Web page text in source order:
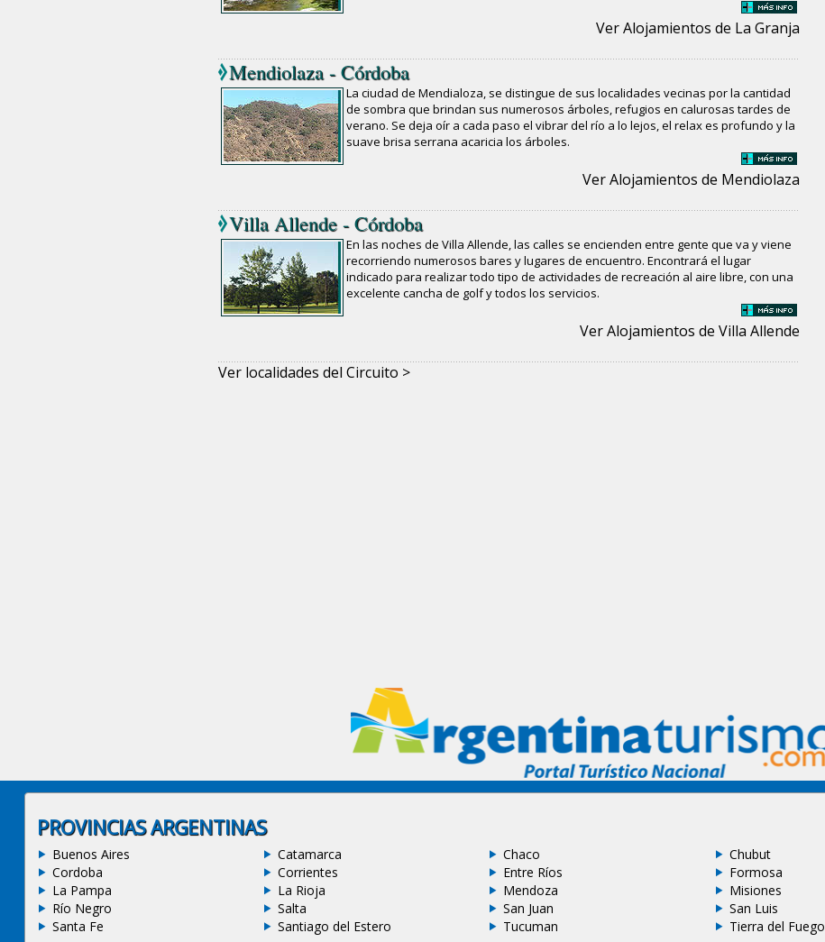
Ver Alojamientos de La Granja
Mendiolaza - Córdoba
La ciudad de Mendialoza, se distingue de sus localidades vecinas por la cantidad
de sombra que brindan sus numerosos árboles, refugios en calurosas tardes de
verano. Se deja oír a cada paso el vibrar del río a lo lejos, el relax es profundo y la
suave brisa serrana acaricia los árboles.
Ver Alojamientos de Mendiolaza
Villa Allende - Córdoba
En las noches de Villa Allende, las calles se encienden entre gente que va y viene
recorriendo numerosos bares y lugares de encuentro. Encontrará el lugar
indicado para realizar todo tipo de actividades de recreación al aire libre, con una
excelente cancha de golf y todos los servicios.
Ver Alojamientos de Villa Allende
Ver localidades del Circuito >
PROVINCIAS ARGENTINAS
Buenos Aires Catamarca Chaco Chubut
Cordoba
Corrientes Entre Ríos Formosa
La Pampa
La Rioja Mendoza Misiones
Río Negro
Salta San Juan San Luis
Santa Fe
Santiago del Estero Tucuman Tierra del Fuego